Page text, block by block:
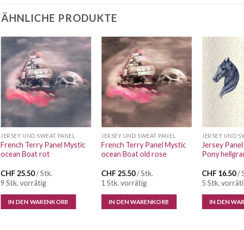
ÄHNLICHE PRODUKTE
Auf die
Wunschliste
JERSEY UND SWEAT PANEL
French Terry Panel Mystic
ocean Boat rot
CHF 25.50/ Stk.
9 Stk. vorrätig
IN DEN WARENKORB
Auf die
Wunschliste
JERSEY UND SWEAT PANEL
French Terry Panel Mystic
ocean Boat old rose
CHF 25.50/ Stk.
1 Stk. vorrätig
IN DEN WARENKORB
JERSEY UND
Jersey
Pony
CHF 16.50/
5 Stk.
IN DEN